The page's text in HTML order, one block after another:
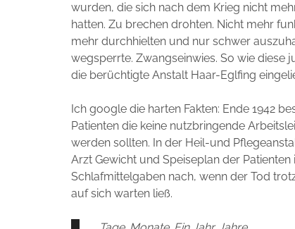
wurden, die sich nach dem Krieg nicht
hatten. Zu brechen drohten. Nicht mehr
mehr durchhielten und nur schwer
wegsperrte. Zwangseinwies. So wie diese
die berüchtigte Anstalt Haar-Eglfing
Ich google die harten Fakten: Ende 1942
Patienten die keine nutzbringende
werden sollten. In der Heil-und
Arzt Gewicht und Speiseplan der
Schlafmittelgaben nach, wenn der Tod
auf sich warten ließ.